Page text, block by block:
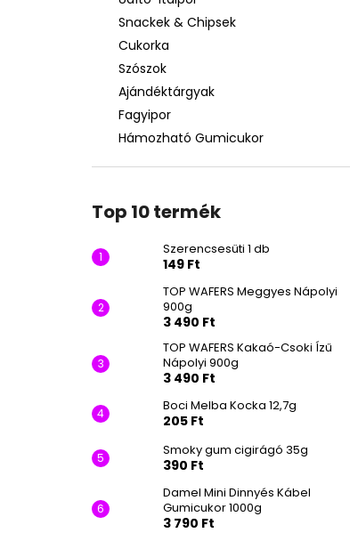
Snackek & Chipsek
Cukorka
Szószok
Ajándéktárgyak
Fagyipor
Hámozható Gumicukor
Top 10 termék
Szerencsesüti 1 db
149 Ft
TOP WAFERS Meggyes Nápolyi
900g
3 490 Ft
TOP WAFERS Kakaó-Csoki Ízű
Nápolyi 900g
3 490 Ft
Boci Melba Kocka 12,7g
205 Ft
Smoky gum cigirágó 35g
390 Ft
Damel Mini Dinnyés Kábel
Gumicukor 1000g
3 790 Ft
SZERENCSESÜTI 1 DB
149 Ft